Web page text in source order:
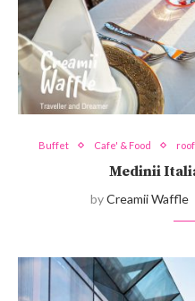
Buffet Cafe' & Food
Medinii
byCreamii Waffle